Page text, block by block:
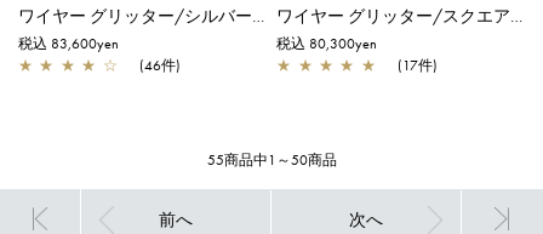
ワイヤー グリッター/シルバーゴールド
税込 83,600yen
★ ★ ★ ★ ☆ (46件)
ワイヤー グリッター/スクエア/エナメルブラック
税込 80,300yen
★ ★ ★ ★ ★ (17件)
55商品中1～50商品
前へ 次へ